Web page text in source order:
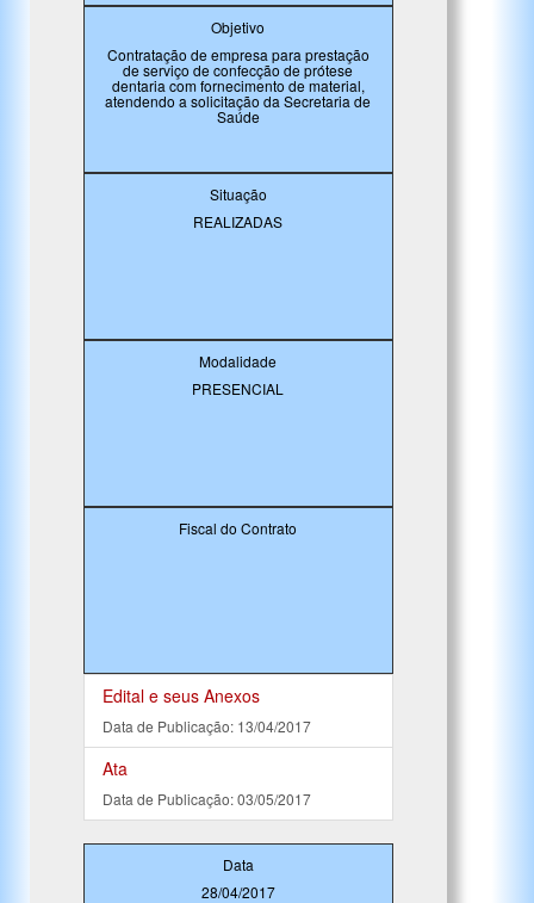
Objetivo
Contratação de empresa para prestação
de serviço de confecção de prótese
dentaria com fornecimento de material,
atendendo a solicitação da Secretaria de
Saúde
Situação
REALIZADAS
Modalidade
PRESENCIAL
Fiscal do Contrato
Edital e seus Anexos
Data de Publicação: 13/04/2017
Ata
Data de Publicação: 03/05/2017
Data
28/04/2017